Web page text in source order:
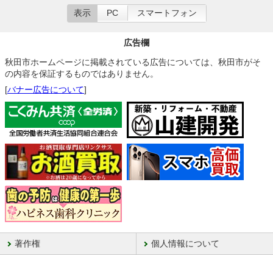
表示 PC スマートフォン
広告欄
秋田市ホームページに掲載されている広告については、秋田市がそ
の内容を保証するものではありません。
[バナー広告について]
著作権 個人情報について